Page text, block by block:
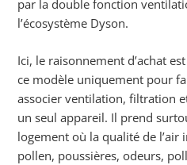
par la double fonction
l’écosystème Dyson.
Ici, le raisonnement d’achat
ce modèle uniquement pour
associer ventilation, filtration
un seul appareil. Il prend
logement où la qualité de l’air
pollen, poussières, odeurs,